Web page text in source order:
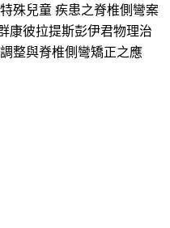
殊兒童 疾患之脊椎側彎案
康彼拉提斯彭伊君物理治
整與脊椎側彎矯正之應